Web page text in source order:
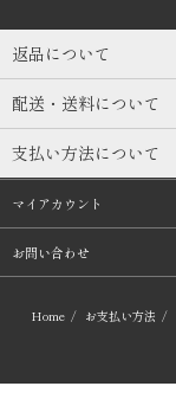
返品について
配送・送料について
支払い方法について
マイアカウント
お問い合わせ
Home / お支払い方法 /